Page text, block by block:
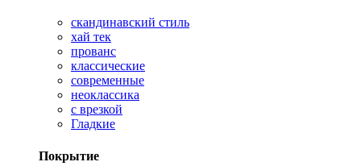
скандинавский стиль
хай тек
прованс
классические
современные
неоклассика
с врезкой
Гладкие
Покрытие